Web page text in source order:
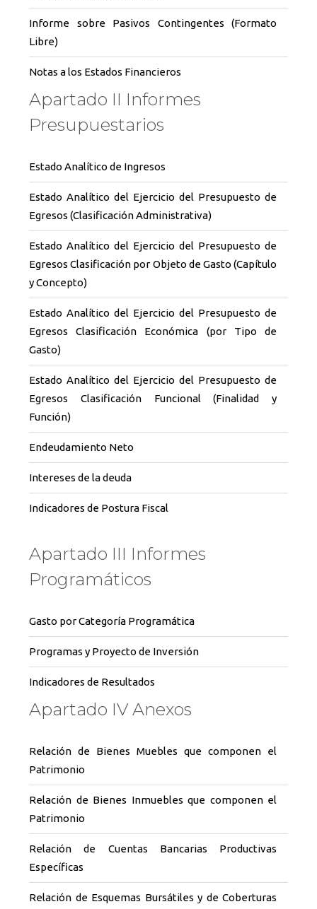
Informe sobre Pasivos Contingentes (Formato
Libre)
Notas a los Estados Financieros
Apartado II Informes
Presupuestarios
Estado Analítico de Ingresos
Estado Analítico del Ejercicio del Presupuesto de
Egresos (Clasificación Administrativa)
Estado Analítico del Ejercicio del Presupuesto de
Egresos Clasificación por Objeto de Gasto (Capítulo
y Concepto)
Estado Analítico del Ejercicio del Presupuesto de
Egresos Clasificación Económica (por Tipo de
Gasto)
Estado Analítico del Ejercicio del Presupuesto de
Egresos Clasificación Funcional (Finalidad y
Función)
Endeudamiento Neto
Intereses de la deuda
Indicadores de Postura Fiscal
Apartado III Informes
Programáticos
Gasto por Categoría Programática
Programas y Proyecto de Inversión
Indicadores de Resultados
Apartado IV Anexos
Relación de Bienes Muebles que componen el
Patrimonio
Relación de Bienes Inmuebles que componen el
Patrimonio
Relación de Cuentas Bancarias Productivas
Específicas
Relación de Esquemas Bursátiles y de Coberturas